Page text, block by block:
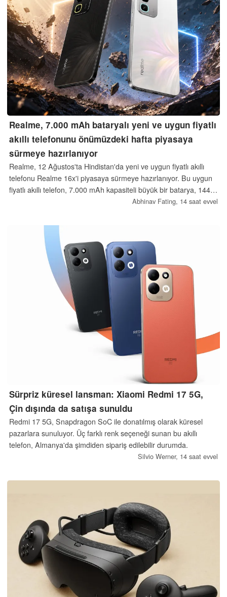
Realme, 7.000 mAh bataryalı yeni ve uygun fiyatlı
akıllı telefonunu önümüzdeki hafta piyasaya
sürmeye hazırlanıyor
Realme, 12 Ağustos'ta Hindistan'da yeni ve uygun fiyatlı akıllı
telefonu Realme 16x'i piyasaya sürmeye hazırlanıyor. Bu uygun
fiyatlı akıllı telefon, 7.000 mAh kapasiteli büyük bir batarya, 144
Hz ekran, 50 MP kamera ve iyi performans gösteren MediaTek
Abhinav Fating, 14 saat evvel
Sürpriz küresel lansman: Xiaomi Redmi 17 5G,
Çin dışında da satışa sunuldu
Redmi 17 5G, Snapdragon SoC ile donatılmış olarak küresel
pazarlara sunuluyor. Üç farklı renk seçeneği sunan bu akıllı
telefon, Almanya'da şimdiden sipariş edilebilir durumda.
Silvio Werner, 14 saat evvel